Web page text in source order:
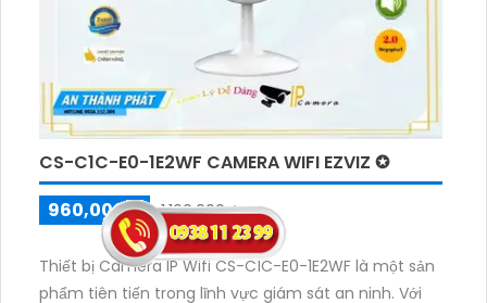
CS-C1C-E0-1E2WF CAMERA WIFI EZVIZ ✪
960,000 ₫
1,160,000 ₫
Thiết bị Camera IP Wifi CS-C1C-E0-1E2WF là một sản
phẩm tiên tiến trong lĩnh vực giám sát an ninh. Với